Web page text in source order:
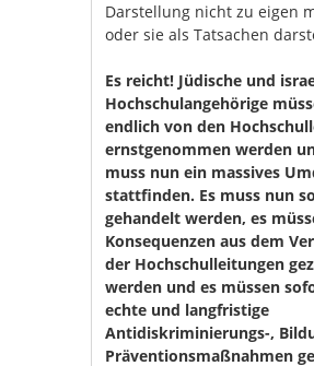
Darstellung nicht zu eigen
oder sie als Tatsachen
Es reicht! Jüdische und
Hochschulangehörige
endlich von den
ernstgenommen werden
muss nun ein massives
stattfinden. Es muss nun
gehandelt werden, es
Konsequenzen aus dem
der Hochschulleitungen
werden und es müssen
echte und langfristige
Antidiskriminierungs-,
Präventionsmaßnahmen